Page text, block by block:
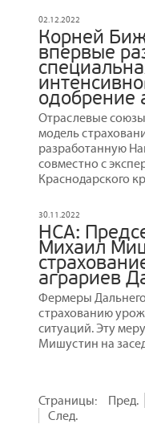
02.12.2022
Корней
впервые
одобрение
Отраслевые
модель
разработанную
совместно с
Краснодарского
30.11.2022
НСА:
Михаил
аграриев
Фермеры
страхованию
ситуаций. Эту
Мишустин на
Страницы:
Пред.
След.